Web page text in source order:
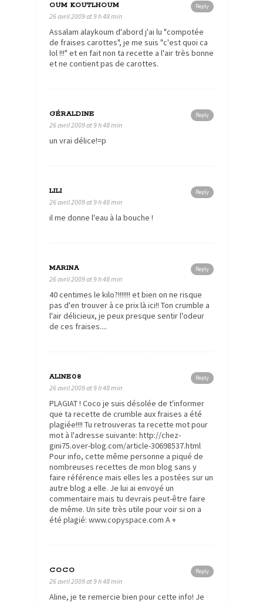
Reply
OUM KOUTLHOUM
26 avril 2009 at 9 h 48 min
Assalam alaykoum d'abord j'ai lu "compotée
de fraises carottes", je me suis "c'est quoi ca
lol !!!" et en fait non ta recette a l'air très bonne
et ne contient pas de carottes.
Reply
GÉRALDINE
26 avril 2009 at 9 h 48 min
un vrai délice!=p
Reply
LILI
26 avril 2009 at 9 h 48 min
il me donne l'eau à la bouche !
Reply
MARINA
26 avril 2009 at 9 h 48 min
40 centimes le kilo?!!!!!!! et bien on ne risque
pas d'en trouver à ce prix là ici!! Ton crumble a
l'air délicieux, je peux presque sentir l'odeur
de ces fraises....
Reply
ALINE08
26 avril 2009 at 9 h 48 min
PLAGIAT ! Coco je suis désolée de t'informer
que ta recette de crumble aux fraises a été
plagiée!!!! Tu retrouveras ta recette mot pour
mot à l'adresse suivante: http://chez-
gini75.over-blog.com/article-30698537.html
Pour info, cette même personne a piqué de
nombreuses recettes de mon blog sans y
faire référence mais elles les a postées sur un
autre blog a elle. Je lui ai envoyé un
commentaire mais tu devrais peut-être faire
de même. Un site très utile pour voir si on a
été plagié: www.copyspace.com A +
Reply
COCO
26 avril 2009 at 9 h 48 min
Aline, je te remercie bien pour cette info! Je